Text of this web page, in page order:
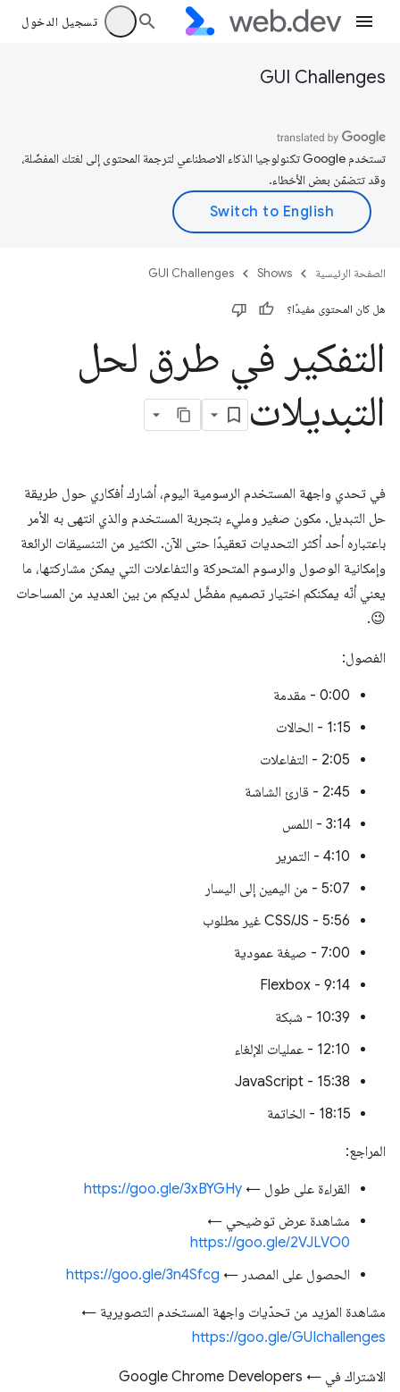
تسجيل الدخول
GUI Challenges
تستخدم Google تكنولوجيا الذكاء الاصطناعي لترجمة المحتوى إلى لغتك المفضّلة،
وقد تتضمّن بعض الأخطاء.
الصفحة الرئيسية Shows
GUI Challenges
هل كان المحتوى مفيدًا؟
التفكير في طرق لحل
التبديلات
في تحدي واجهة المستخدم الرسومية اليوم، أشارك أفكاري حول طريقة
حل التبديل. مكون صغير ومليء بتجربة المستخدم والذي انتهى به الأمر
باعتباره أحد أكثر التحديات تعقيدًا حتى الآن. الكثير من التنسيقات الرائعة
وإمكانية الوصول والرسوم المتحركة والتفاعلات التي يمكن مشاركتها، ما
يعني أنّه يمكنكم اختيار تصميم مفضَّل لديكم من بين العديد من المساحات
😉.
الفصول:
0:00 - مقدمة
1:15 - الحالات
2:05 - التفاعلات
2:45 - قارئ الشاشة
3:14 - اللمس
4:10 - التمرير
5:07 - من اليمين إلى اليسار
5:56 - CSS/JS غير مطلوب
7:00 - صيغة عمودية
9:14 - Flexbox
10:39 - شبكة
12:10 - عمليات الإلغاء
15:38 - JavaScript
18:15 - الخاتمة
المراجع:
القراءة على طول ← https://goo.gle/3xBYGHy
مشاهدة عرض توضيحي ←
https://goo.gle/2VJLVO0
الحصول على المصدر ← https://goo.gle/3n4Sfcg
مشاهدة المزيد من تحدّيات واجهة المستخدم التصويرية ←
https://goo.gle/GUIchallenges
الاشتراك في Google Chrome Developers ←